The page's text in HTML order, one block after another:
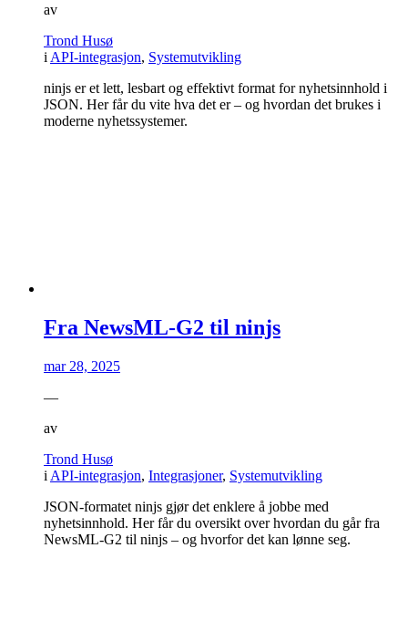
av
Trond Husø
i API-integrasjon, Systemutvikling
ninjs er et lett, lesbart og effektivt format for nyhetsinnhold i
JSON. Her får du vite hva det er – og hvordan det brukes i
moderne nyhetssystemer.
Fra NewsML-G2 til ninjs
mar 28, 2025
—
av
Trond Husø
i API-integrasjon, Integrasjoner, Systemutvikling
JSON-formatet ninjs gjør det enklere å jobbe med
nyhetsinnhold. Her får du oversikt over hvordan du går fra
NewsML-G2 til ninjs – og hvorfor det kan lønne seg.